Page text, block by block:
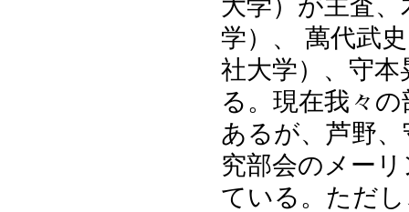
大学）が主査
学）、 萬代武
社大学）、守
る。現在我々
あるが、芦野
究部会のメー
ている。ただ